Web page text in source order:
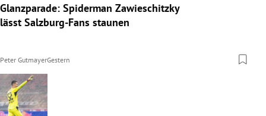
Glanzparade: Spiderman Zawieschitzky
lässt Salzburg-Fans staunen
Peter GutmayerGestern